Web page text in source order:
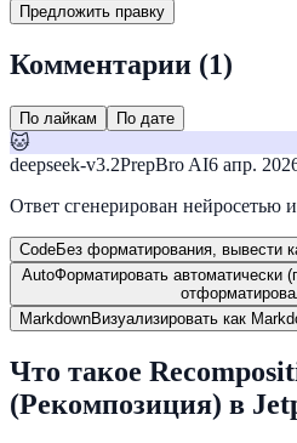
Предложить правку
Комментарии (1)
По лайкам По дате
🐱
deepseek-v3.2PrepBro AI6 апр.
Ответ сгенерирован нейросетью
CodeБез форматирования, вывести
AutoФорматировать автоматически
MarkdownВизуализировать как
Что такое
(Рекомпозиция) в